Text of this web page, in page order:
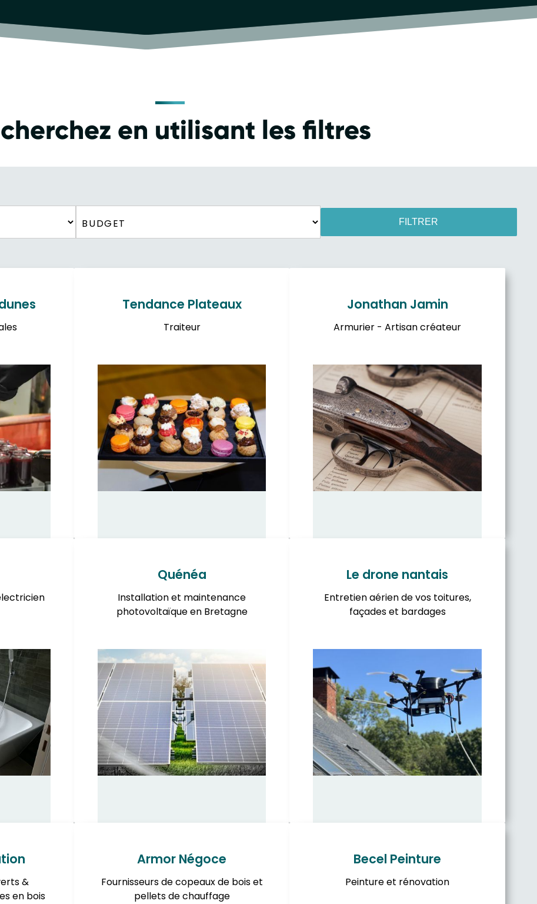
en utilisant les filtres
BUDGET
Tendance Plateaux
Traiteur
Jonathan Jamin
Armurier - Artisan créateur
Quénéa
Installation et maintenance
photovoltaïque en Bretagne
Le drone nantais
Entretien aérien de vos toitures,
façades et bardages
&
en bois
Armor Négoce
Fournisseurs de copeaux de bois et
pellets de chauffage
Becel Peinture
Peinture et rénovation